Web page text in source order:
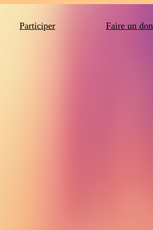
Participer Faire un don